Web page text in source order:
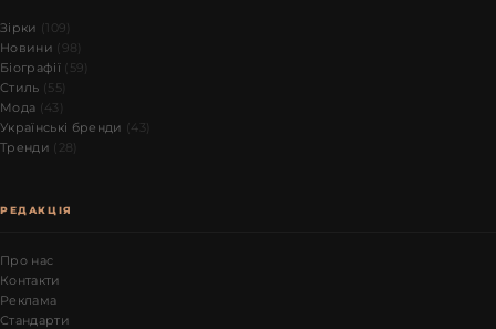
Зірки (109)
Новини (98)
Біографії (59)
Стиль (55)
Мода (43)
Українські бренди (43)
Тренди (28)
РЕДАКЦІЯ
Про нас
Контакти
Реклама
Стандарти